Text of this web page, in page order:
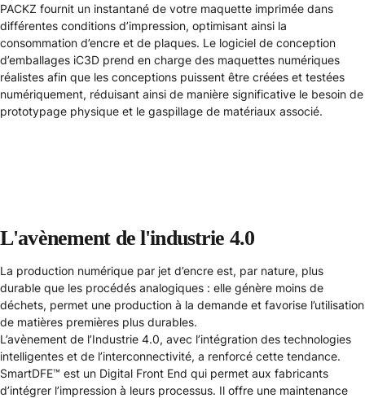
PACKZ fournit un instantané de votre maquette imprimée dans
différentes conditions d’impression, optimisant ainsi la
consommation d’encre et de plaques. Le logiciel de conception
d’emballages iC3D prend en charge des maquettes numériques
réalistes afin que les conceptions puissent être créées et testées
numériquement, réduisant ainsi de manière significative le besoin de
prototypage physique et le gaspillage de matériaux associé.
L'avènement de l'industrie 4.0
La production numérique par jet d’encre est, par nature, plus
durable que les procédés analogiques : elle génère moins de
déchets, permet une production à la demande et favorise l’utilisation
de matières premières plus durables.
L’avènement de l’Industrie 4.0, avec l’intégration des technologies
intelligentes et de l’interconnectivité, a renforcé cette tendance.
SmartDFE™ est un Digital Front End qui permet aux fabricants
d’intégrer l’impression à leurs processus. Il offre une maintenance